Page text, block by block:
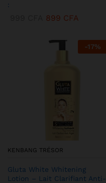
:
899 CFA
-17%
KENBANG TRÉSOR
Gluta White Whitening
Lotion – Lait Clarifiant Anti-